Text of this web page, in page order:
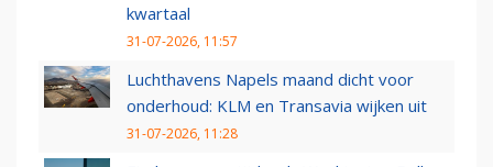
kwartaal
31-07-2026, 11:57
Luchthavens Napels maand dicht voor
onderhoud: KLM en Transavia wijken uit
31-07-2026, 11:28